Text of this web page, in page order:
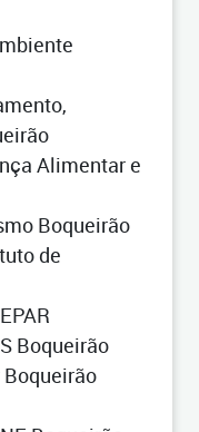
Alimentar e
Boqueirão
de
Boqueirão